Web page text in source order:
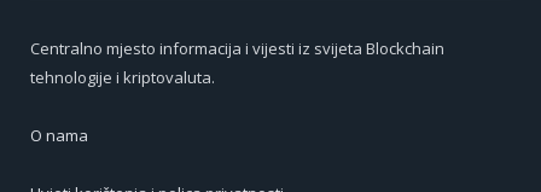
Centralno mjesto informacija i vijesti iz svijeta Blockchain
tehnologije i kriptovaluta.
O nama